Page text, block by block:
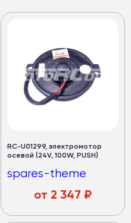
RC-U01299, электромотор
осевой (24V, 100W, PUSH)
spares-theme
от 2 347 ₽